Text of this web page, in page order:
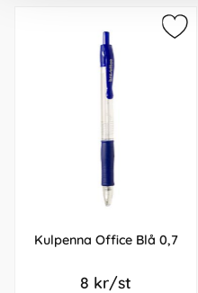
Kulpenna Office Blå 0,7
8 kr/st